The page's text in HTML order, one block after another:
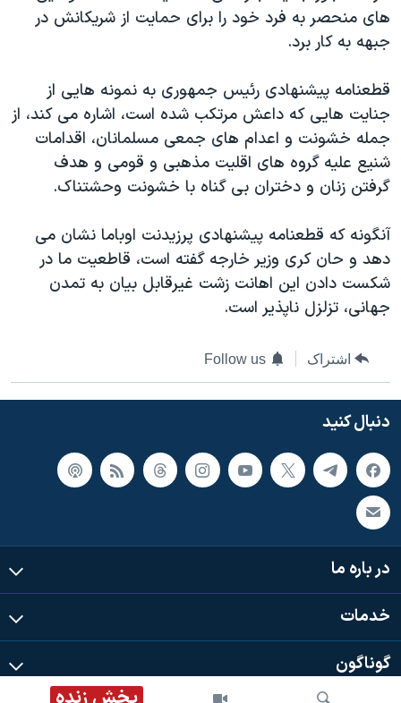
سفر پرزیدنت ترامپ به چین
های منحصر به فرد خود را برای حمایت از شریکانش در
جبهه به کار برد.
قطعنامه پیشنهادی رئیس جمهوری به نمونه هایی از
جنایت هایی که داعش مرتکب شده است، اشاره می کند، از
جمله خشونت و اعدام های جمعی مسلمانان، اقدامات
شنیع علیه گروه های اقلیت مذهبی و قومی و هدف
گرفتن زنان و دختران بی گناه با خشونت وحشتناک.
آنگونه که قطعنامه پیشنهادی پرزیدنت اوباما نشان می
دهد و حان کری وزیر خارجه گفته است، قاطعیت ما در
شکست دادن این اهانت زشت غیرقابل بیان به تمدن
جهانی، تزلزل ناپذیر است.
اشتراک Follow us
دنبال کنید
در باره ما
خدمات
گوناگون